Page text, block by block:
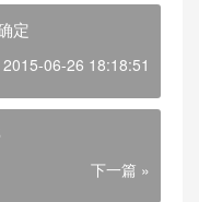
定
2015-06-26 18:18:51
下一篇 »